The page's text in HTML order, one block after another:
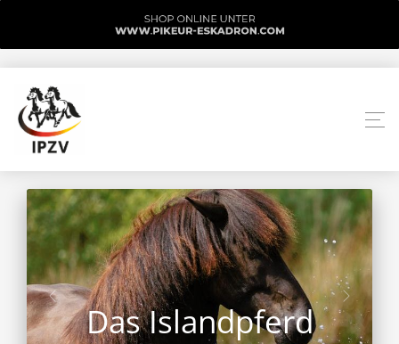
Das Islandpferd